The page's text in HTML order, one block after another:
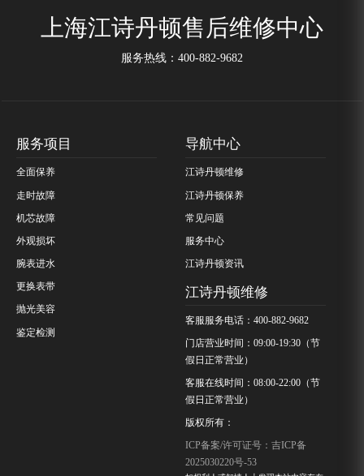
上海江诗丹顿售后维修中心
服务热线： 400-882-9682
服务项目
全面保养
走时故障
机芯故障
外观损坏
腕表进水
更换表带
抛光美容
鉴定检测
导航中心
江诗丹顿维修
江诗丹顿保养
常见问题
服务中心
江诗丹顿资讯
江诗丹顿维修
客服服务电话：400-882-9682
门店营业时间：09:00-19:30（节
假日正常营业）
客服在线时间：08:00-22:00（节
假日正常营业）
版权所有：
ICP备案/许可证号：吉ICP备
2025030220号-53